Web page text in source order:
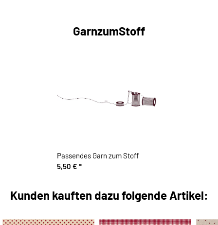
GarnzumStoff
Passendes Garn zum Stoff
5,50 € *
Kunden kauften dazu folgende Artikel: